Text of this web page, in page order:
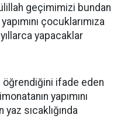
geçimimizi bundan
çocuklarımıza
yapacaklar
öğrendiğini ifade eden
yapımını
sıcaklığında